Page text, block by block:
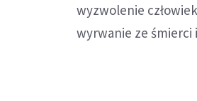
wyzwolenie
wyrwanie ze śmierci